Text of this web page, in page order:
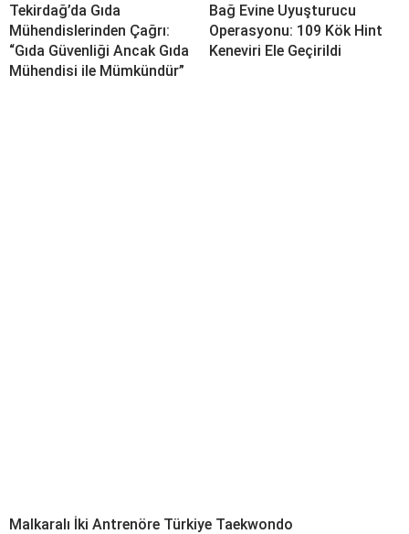
Tekirdağ’da Gıda
Mühendislerinden Çağrı:
“Gıda Güvenliği Ancak Gıda
Mühendisi ile Mümkündür”
Bağ Evine Uyuşturucu
Operasyonu: 109 Kök Hint
Keneviri Ele Geçirildi
Malkaralı İki Antrenöre Türkiye Taekwondo